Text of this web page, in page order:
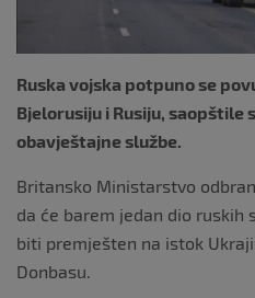
Ruska vojska potpuno se
Bjelorusiju i Rusiju, saopštile
obavještajne službe.
Britansko Ministarstvo
da će barem jedan dio ruskih
biti premješten na istok
Donbasu.